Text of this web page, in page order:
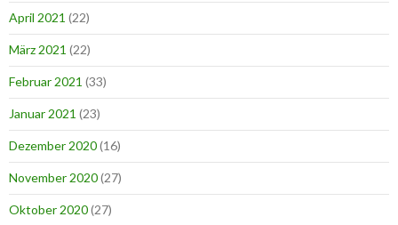
April 2021 (22)
März 2021 (22)
Februar 2021 (33)
Januar 2021 (23)
Dezember 2020(16)
November 2020(27)
Oktober 2020(27)